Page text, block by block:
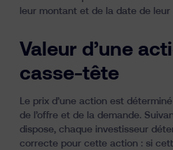
leur montant et de la date de leur
Valeur d’une
casse-tête
Le prix d’une action est
de l’offre et de la demande.
dispose, chaque investisseur
correcte pour cette action : si